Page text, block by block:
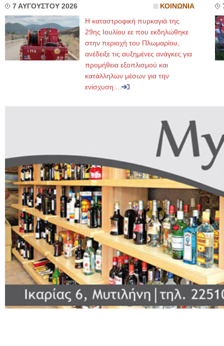
7 ΑΥΓΟΥΣΤΟΥ 2026 ΚΟΙΝΩΝΙΑ
Η καταστροφική πυρκαγιά της
29ης Ιουλίου εε που εκδηλώθηκε
στην περιοχή του Πλωμαρίου,
ανέδειξε τις αυξημένες ανάγκες για
προμήθεια εξοπλισμού και
κατάλληλων μέσων για την
ενίσχυση ...